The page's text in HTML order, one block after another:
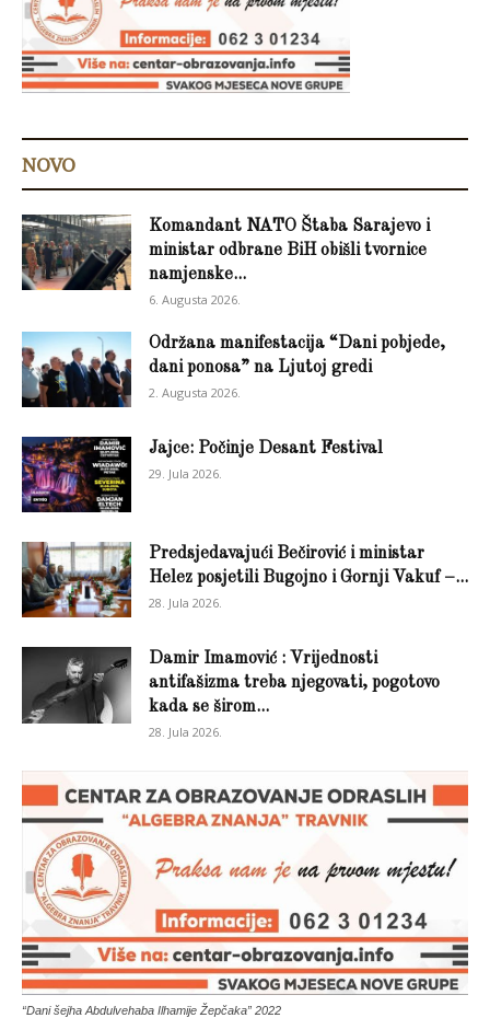
NOVO
Komandant NATO Štaba Sarajevo i
ministar odbrane BiH obišli tvornice
namjenske...
6. Augusta 2026.
Održana manifestacija “Dani pobjede,
dani ponosa” na Ljutoj gredi
2. Augusta 2026.
Jajce: Počinje Desant Festival
29. Jula 2026.
Predsjedavajući Bečirović i ministar
Helez posjetili Bugojno i Gornji Vakuf –...
28. Jula 2026.
Damir Imamović : Vrijednosti
antifašizma treba njegovati, pogotovo
kada se širom...
28. Jula 2026.
“Dani šejha Abdulvehaba Ilhamije Žepčaka” 2022